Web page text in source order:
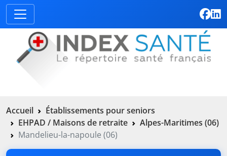
Accueil
Établissements pour seniors
EHPAD / Maisons de retraite
Alpes-Maritimes (06)
Mandelieu-la-napoule (06)